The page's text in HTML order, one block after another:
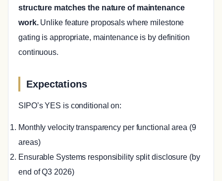
structure matches the nature of maintenance
work.Unlike feature proposals where milestone
gating is appropriate, maintenance is by definition
continuous.
Expectations
SIPO’s YES is conditional on:
Monthly velocity transparency per functional area (9
areas)
Ensurable Systems responsibility split disclosure (by
end of Q3 2026)